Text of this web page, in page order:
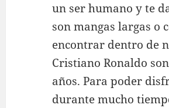
un ser humano y te
son mangas largas o
encontrar dentro de
Cristiano Ronaldo
años. Para poder
durante mucho